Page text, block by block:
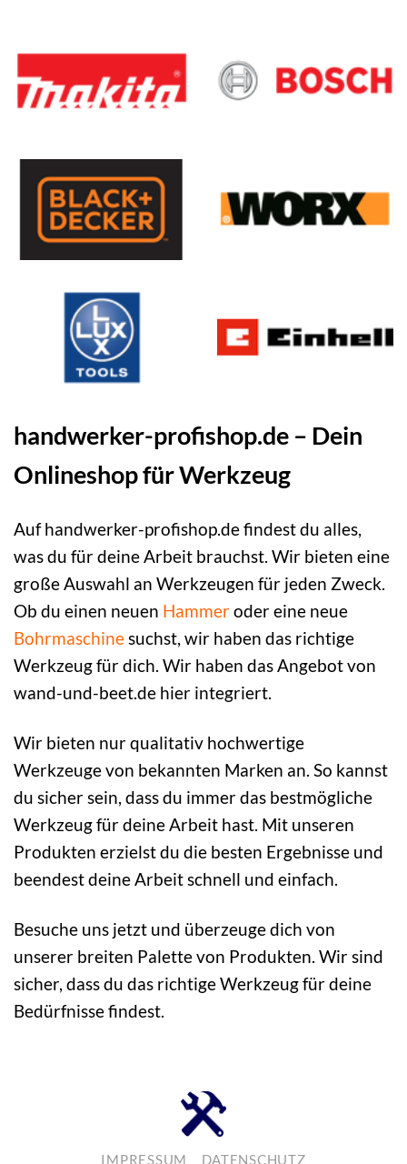
handwerker-profishop.de – Dein
Onlineshop für Werkzeug
Auf handwerker-profishop.de findest du alles,
was du für deine Arbeit brauchst. Wir bieten eine
große Auswahl an Werkzeugen für jeden Zweck.
Ob du einen neuen Hammeroder eine neue
Bohrmaschinesuchst, wir haben das richtige
Werkzeug für dich. Wir haben das Angebot von
wand-und-beet.de hier integriert.
Wir bieten nur qualitativ hochwertige
Werkzeuge von bekannten Marken an. So kannst
du sicher sein, dass du immer das bestmögliche
Werkzeug für deine Arbeit hast. Mit unseren
Produkten erzielst du die besten Ergebnisse und
beendest deine Arbeit schnell und einfach.
Besuche uns jetzt und überzeuge dich von
unserer breiten Palette von Produkten. Wir sind
sicher, dass du das richtige Werkzeug für deine
Bedürfnisse findest.
IMPRESSUM DATENSCHUTZ